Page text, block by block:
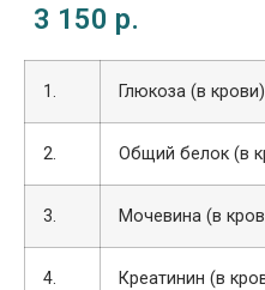
3 150 р.
1. Глюкоза (в крови)
2. Общий белок (в
3. Мочевина (в
4. Креатинин (в